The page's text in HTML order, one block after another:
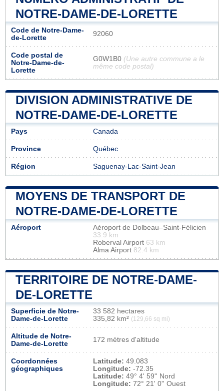
NOTRE-DAME-DE-LORETTE
Code de Notre-Dame-
de-Lorette
92060
Code postal de
Notre-Dame-de-
Lorette
G0W1B0 (Une autre commune a le
même code postal)
DIVISION ADMINISTRATIVE DE
NOTRE-DAME-DE-LORETTE
Pays Canada
Province Québec
Région Saguenay-Lac-Saint-Jean
MOYENS DE TRANSPORT DE
NOTRE-DAME-DE-LORETTE
Aéroport
Aéroport de Dolbeau–Saint-Félicien
33.9 km
Roberval Airport 63 km
Alma Airport 82.4 km
TERRITOIRE DE NOTRE-DAME-
DE-LORETTE
Superficie de Notre-
Dame-de-Lorette
33 582 hectares
335,82 km² (129,66 sq mi)
Altitude de Notre-
Dame-de-Lorette
172 mètres d'altitude
Coordonnées
géographiques
Latitude: 49.083
Longitude: -72.35
Latitude: 49° 4' 59'' Nord
Longitude: 72° 21' 0'' Ouest